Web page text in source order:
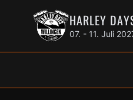
HARLEY
07. - 11. Juli